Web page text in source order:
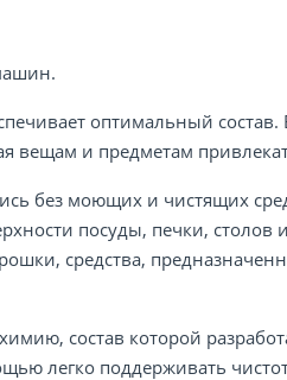
оптимальный состав.
вещам и предметам
без моющих и чистящих
посуды, печки, столов
средства,
состав которой
легко поддерживать